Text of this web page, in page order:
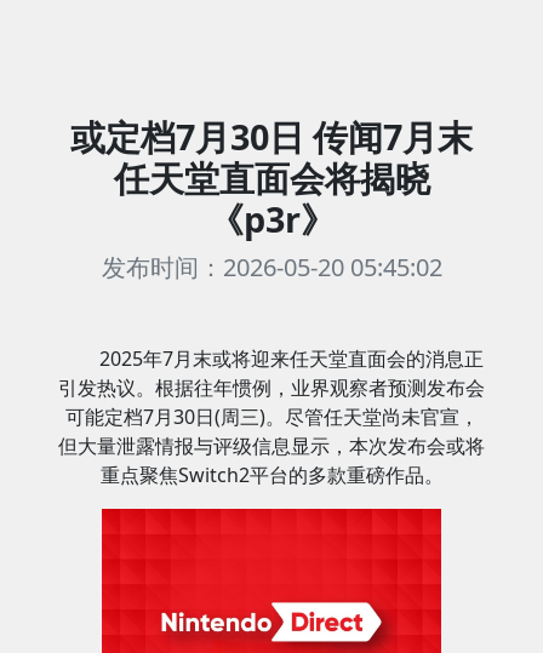
或定档7月30日 传闻7月末
任天堂直面会将揭晓
《p3r》
发布时间：2026-05-20 05:45:02
2025年7月末或将迎来任天堂直面会的消息正
引发热议。根据往年惯例，业界观察者预测发布会
可能定档7月30日(周三)。尽管任天堂尚未官宣，
但大量泄露情报与评级信息显示，本次发布会或将
重点聚焦Switch2平台的多款重磅作品。